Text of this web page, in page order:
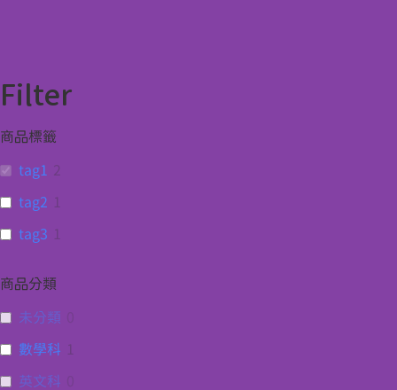
Filter
商品標籤
tag1 2
tag2 1
tag3 1
商品分類
未分類
數學科 1
英文科